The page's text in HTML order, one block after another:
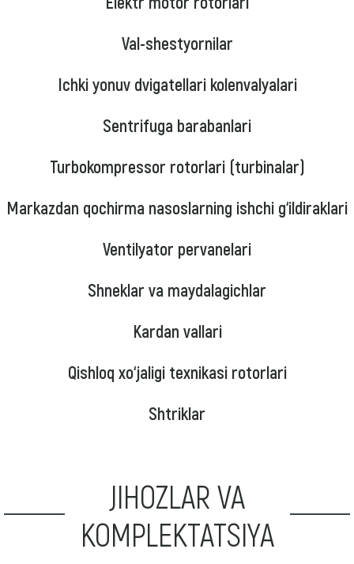
Val-shestyornilar
Ichki yonuv dvigatellari kolenvalyalari
Sentrifuga barabanlari
Turbokompressor rotorlari (turbinalar)
Markazdan qochirma nasoslarning ishchi g‘ildiraklari
Ventilyator pervanelari
Shneklar va maydalagichlar
Kardan vallari
Qishloq xo‘jaligi texnikasi rotorlari
Shtriklar
JIHOZLAR VA
KOMPLEKTATSIYA